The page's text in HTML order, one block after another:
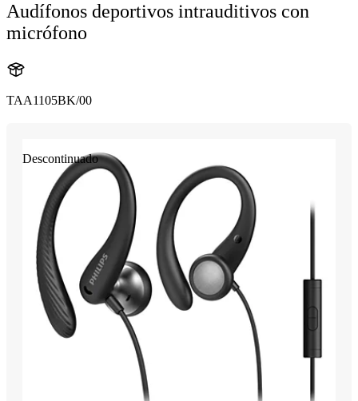
Audífonos deportivos intrauditivos con
micrófono
TAA1105BK/00
Descontinuado